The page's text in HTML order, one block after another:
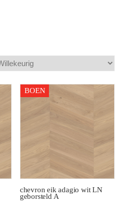
BOEN
chevron eik adagio wit LN
geborsteld A